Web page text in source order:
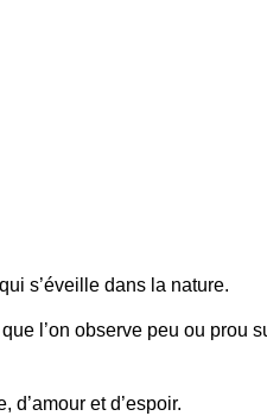
s’éveille dans la nature.
l’on observe peu ou prou
et d’espoir.